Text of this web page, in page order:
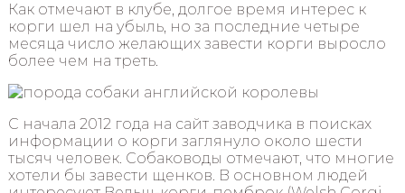
Как отмечают в клубе, долгое время интерес к
корги шел на убыль, но за последние четыре
месяца число желающих завести корги выросло
более чем на треть.
С начала 2012 года на сайт заводчика в поисках
информации о корги заглянуло около шести
тысяч человек. Собаководы отмечают, что многие
хотели бы завести щенков. В основном людей